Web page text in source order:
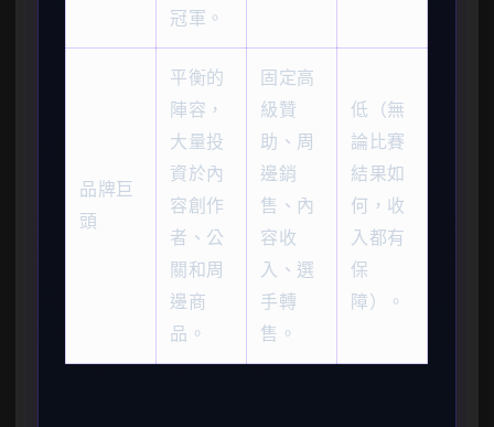
冠軍。
品牌巨
頭
平衡的
陣容，
大量投
資於內
容創作
者、公
關和周
邊商
品。
固定高
級贊
助、周
邊銷
售、內
容收
入、選
手轉
售。
低（無
論比賽
結果如
何，收
入都有
保
障）。